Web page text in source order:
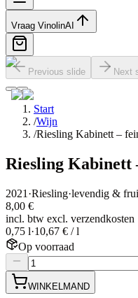
Vraag VinolinAI
Previous slide Next
Start
/Wijn
/Riesling Kabinett –
Riesling Kabinett
2021 ·Riesling·levendig &
8,00 €
incl. btw excl. verzendkosten
0,75 l·10,67 € / l
Op voorraad
WINKELMAND